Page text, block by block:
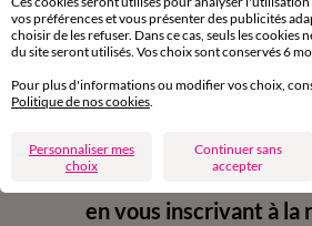
sous 30 jours avec Mondial Relay
Service clients
de 8h00 à 20h00 du lundi au
11€ Offerts
en vous inscrivant à
vos préférences et vous présenter des publicités
choisir de les refuser. Dans ce cas, seuls les cookies
du site seront utilisés. Vos choix sont conservés 6
Pour plus d'informations ou modifier vos choix,
Politique de nos cookies.
Personnaliser mes
choix
Continuer sans
accepter